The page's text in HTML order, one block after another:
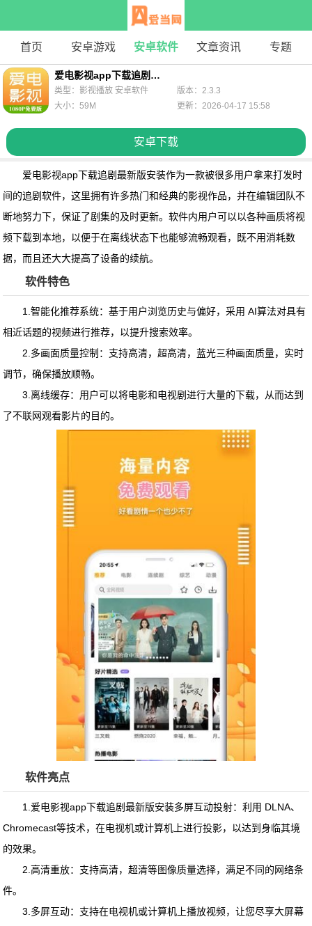
首页 安卓游戏 安卓软件 文章资讯 专题
爱电影视app下载追剧最新版安装
安卓下载
类型：影视播放 安卓软件
版本：2.3.3
大小：59M
更新：2026-04-17 15:58
爱电影视app下载追剧最新版安装作为一款被很多用户拿来打发时
间的追剧软件，这里拥有许多热门和经典的影视作品，并在编辑团队不
断地努力下，保证了剧集的及时更新。软件内用户可以以各种画质将视
频下载到本地，以便于在离线状态下也能够流畅观看，既不用消耗数
据，而且还大大提高了设备的续航。
软件特色
1.智能化推荐系统：基于用户浏览历史与偏好，采用 AI算法对具有
相近话题的视频进行推荐，以提升搜索效率。
2.多画面质量控制：支持高清，超高清，蓝光三种画面质量，实时
调节，确保播放顺畅。
3.离线缓存：用户可以将电影和电视剧进行大量的下载，从而达到
了不联网观看影片的目的。
软件亮点
1. 爱电影视app下载追剧最新版安装多屏互动投射：利用 DLNA、
Chromecast等技术，在电视机或计算机上进行投影，以达到身临其境
的效果。
2.高清重放：支持高清，超清等图像质量选择，满足不同的网络条
件。
3.多屏互动：支持在电视机或计算机上播放视频，让您尽享大屏幕